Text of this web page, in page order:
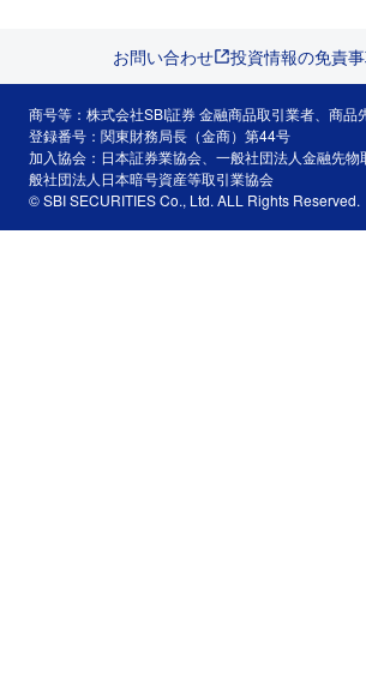
お問い合わせ 投資情報の免責
商号等：株式会社SBI証券 金融商品取引業者、商品
登録番号：関東財務局長（金商）第44号
加入協会：日本証券業協会、一般社団法人金融先
般社団法人日本暗号資産等取引業協会
© SBI SECURITIES Co., Ltd. ALL Rights Reserved.